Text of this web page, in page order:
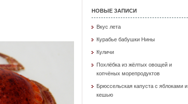
НОВЫЕ ЗАПИСИ
Вкус лета
Курабье бабушки Нины
Куличи
Похлёбка из жёлтых овощей и
копчёных морепродуктов
Брюссельская капуста с яблоками и
кешью